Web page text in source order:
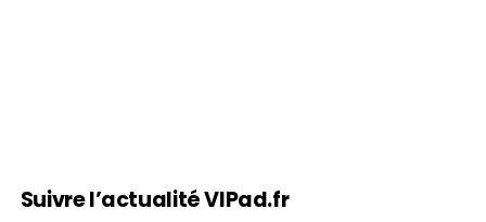
Suivre l’actualité VIPad.fr